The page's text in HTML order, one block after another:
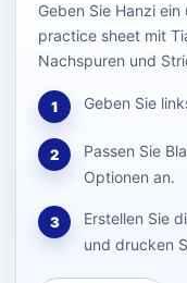
Geben Sie Hanzi
practice sheet mit
Nachspuren und
1 Geben Sie
2
Passen Sie
Optionen an.
3
Erstellen Sie
und drucken